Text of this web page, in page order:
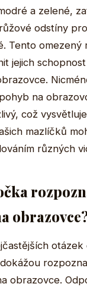
a zelené,
odstíny
Tento omezený
jejich
na
což
mazlíčků
různých
otázek
obrazovce.